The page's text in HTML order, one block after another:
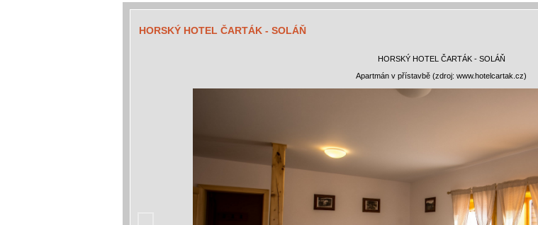
HORSKÝ HOTEL ČARTÁK - SOLÁŇ
HORSKÝ HOTEL ČARTÁK - SOLÁŇ
Apartmán v přístavbě (zdroj: www.hotelcartak.cz)